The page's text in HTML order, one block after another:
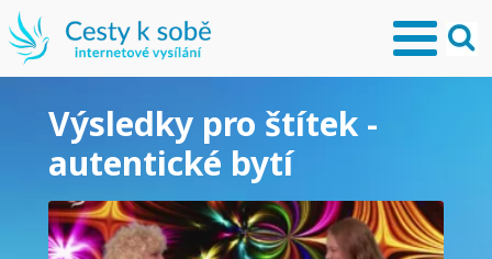
Výsledky pro štítek -
autentické bytí